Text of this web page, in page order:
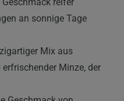
Geschmack reifer
an sonnige Tage
Mix aus
Minze, der